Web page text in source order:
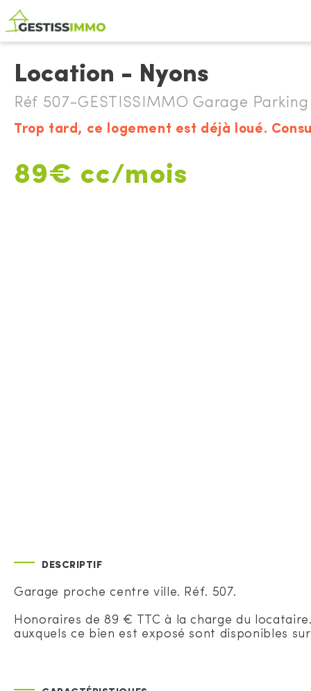
Location - Nyons
Réf 507-GESTISSIMMO Garage
Trop tard, ce logement est déjà loué.
89€ cc/mois
DESCRIPTIF
Garage proche centre ville. Réf. 507.
Honoraires de 89 € TTC à la charge du
auxquels ce bien est exposé sont disponibles